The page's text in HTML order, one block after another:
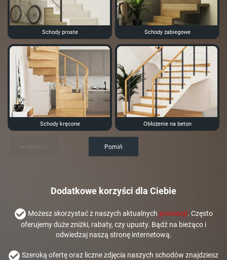
Schody proste Schody zabiegowe
Schody kręcone Obłożenie na beton
Pomiń
Dodatkowe korzyści dla Ciebie
Możesz skorzystać z naszych aktualnych promocji. Często
oferujemy duże zniżki, rabaty, czy upusty. Bądź na bieżąco i
odwiedzaj naszą stronę internetową.
Szeroką ofertę oraz liczne zdjęcia naszych schodów znajdziesz